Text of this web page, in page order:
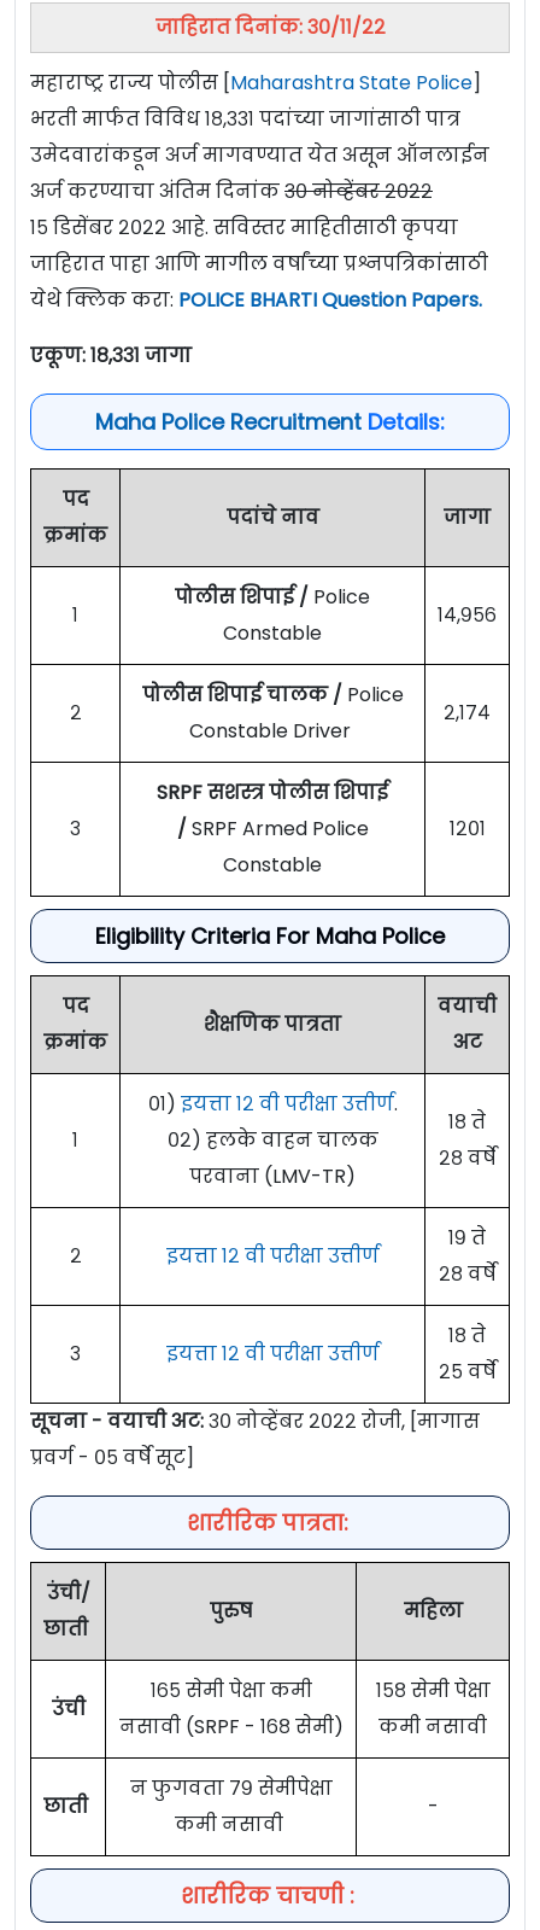
जाहिरात दिनांक: ३०/११/२२
महाराष्ट्र राज्य पोलीस [Maharashtra State Police]
भरती मार्फत विविध १८,३३१ पदांच्या जागांसाठी पात्र
उमेदवारांकडून अर्ज मागवण्यात येत असून ऑनलाईन
अर्ज करण्याचा अंतिम दिनांक३० नोव्हेंबर २०२२
१५ डिसेंबर २०२२ आहे. सविस्तर माहितीसाठी कृपया
जाहिरात पाहा आणि मागील वर्षांच्या प्रश्नपत्रिकांसाठी
येथे क्लिक करा: POLICE BHARTI Question Papers.
एकूण: १८,३३१ जागा
Maha Police Recruitment Details:
पद
क्रमांक
पदांचे नाव जागा
१
पोलीस शिपाई / Police
Constable
१४,९५६
२
पोलीस शिपाई चालक / Police
Constable Driver
२,१७४
३
SRPF सशस्त्र पोलीस शिपाई
/ SRPF Armed Police
Constable
१२०१
Eligibility Criteria For Maha Police
पद
क्रमांक
शैक्षणिक पात्रता
वयाची
अट
१
०१) इयत्ता १२ वी परीक्षा उत्तीर्ण.
०२) हलके वाहन चालक
परवाना (LMV-TR)
१८ ते
२८ वर्षे
२ इयत्ता १२ वी परीक्षा उत्तीर्ण
१९ ते
२८ वर्षे
३ इयत्ता १२ वी परीक्षा उत्तीर्ण
१८ ते
२५ वर्षे
सूचना - वयाची अट:३० नोव्हेंबर २०२२ रोजी, [मागास
प्रवर्ग - ०५ वर्षे सूट]
शारीरिक पात्रता:
उंची/
छाती
पुरुष महिला
उंची
१६५ सेमी पेक्षा कमी
नसावी (SRPF - १६८ सेमी)
१५८ सेमी पेक्षा
कमी नसावी
छाती
न फुगवता ७९ सेमीपेक्षा
कमी नसावी
-
शारीरिक चाचणी :